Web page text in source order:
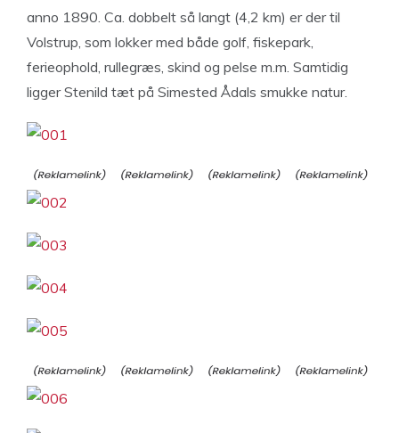
anno 1890. Ca. dobbelt så langt (4,2 km) er der til
Volstrup, som lokker med både golf, fiskepark,
ferieophold, rullegræs, skind og pelse m.m. Samtidig
ligger Stenild tæt på Simested Ådals smukke natur.